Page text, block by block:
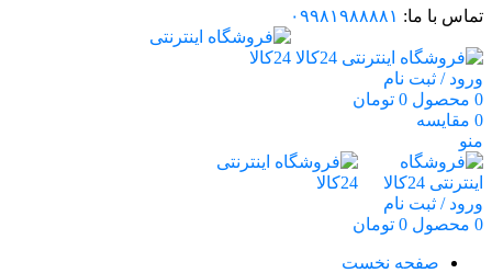
تماس با ما: ۰۹۹۸۱۹۸۸۸۸۱
ورود / ثبت نام
0 محصول 0 تومان
0 مقایسه
منو
ورود / ثبت نام
0 محصول 0 تومان
صفحه نخست